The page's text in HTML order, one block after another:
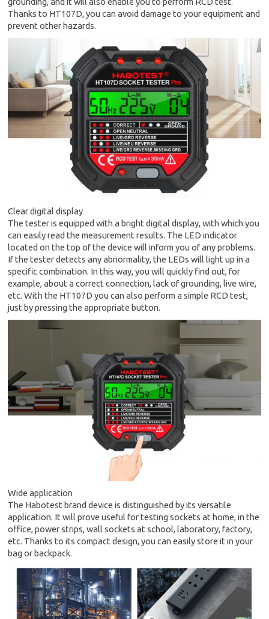
Thanks to HT107D, you can avoid damage to your equipment and
prevent other hazards.
Clear digital display
The tester is equipped with a bright digital display, with which you
can easily read the measurement results. The LED indicator
located on the top of the device will inform you of any problems.
If the tester detects any abnormality, the LEDs will light up in a
specific combination. In this way, you will quickly find out, for
example, about a correct connection, lack of grounding, live wire,
etc. With the HT107D you can also perform a simple RCD test,
just by pressing the appropriate button.
Wide application
The Habotest brand device is distinguished by its versatile
application. It will prove useful for testing sockets at home, in the
office, power strips, wall sockets at school, laboratory, factory,
etc. Thanks to its compact design, you can easily store it in your
bag or backpack.